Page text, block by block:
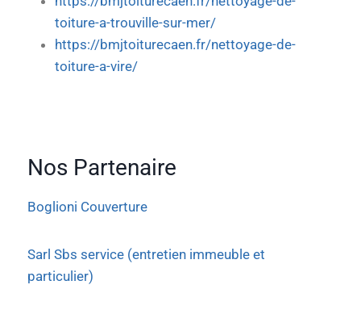
toiture-a-trouville-sur-mer/
https://bmjtoiturecaen.fr/nettoyage-de-
toiture-a-vire/
Nos Partenaire
Boglioni Couverture
Sarl Sbs service (entretien immeuble et
particulier)